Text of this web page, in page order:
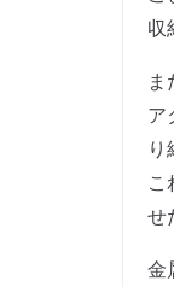
収
ア
こ
せ
金